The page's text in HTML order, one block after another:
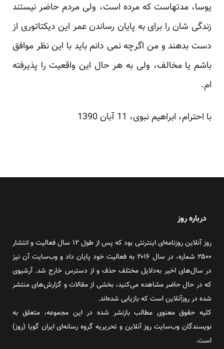
یوسا، مدتهاست که مرده است، ولی مردم حاضر نیستند
زندگی شان را برای به پایان رساندن عمر این دیکتاتوری از
دست بدهند و من اگرچه نمی دانم باید با این نظر موافق
باشم یا مخالف، ولی به هر حال این واقعیت را پذیرفته
ام.
با احترام، ابراهیم نبوی، 11 آبان 1390
درباره روز
روز آنلاین روزنامه‌ای اینترنتی بود که پس از طول ۱۲ سال فعالیت و انتشار
۲۵۰۰ شماره، در سال ۲۰۱۶ به فعالیت خود پایان داد و وب‌سایت آن نیز
در سال‌های اخیر به‌دلایل مختلف حذف و از دسترس خارج شد. آرشیوی
که در حال حاضر مشاهده می‌کنید، بخشی از مقالات و گزارش‌های منتشر
شده در روزآنلاین است که بازیابی شده‌اند.
کلیه حقوق معنوی مطالب بازنشر شده در این مجموعه، متعلق به
نویسندگان وب‌سایت روز آنلاین و تحریریه گروه رسانه‌ای ایران گویا (روز)
است.